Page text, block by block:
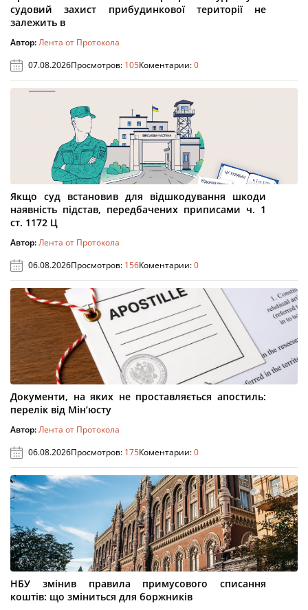
судовий захист прибудинкової території не
залежить в
Автор:Лента от Протокола
07.08.2026Просмотров: 105Коментарии:0
Якщо суд встановив для відшкодування шкоди
наявність підстав, передбачених приписами ч. 1
ст. 1172 Ц
Автор:Лента от Протокола
06.08.2026Просмотров: 156Коментарии:0
Документи, на яких не проставляється апостиль:
перелік від Мін’юсту
Автор:Лента от Протокола
06.08.2026Просмотров: 175Коментарии:0
НБУ змінив правила примусового списання
коштів: що зміниться для боржників